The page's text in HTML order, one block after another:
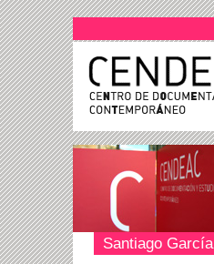
Santiago García